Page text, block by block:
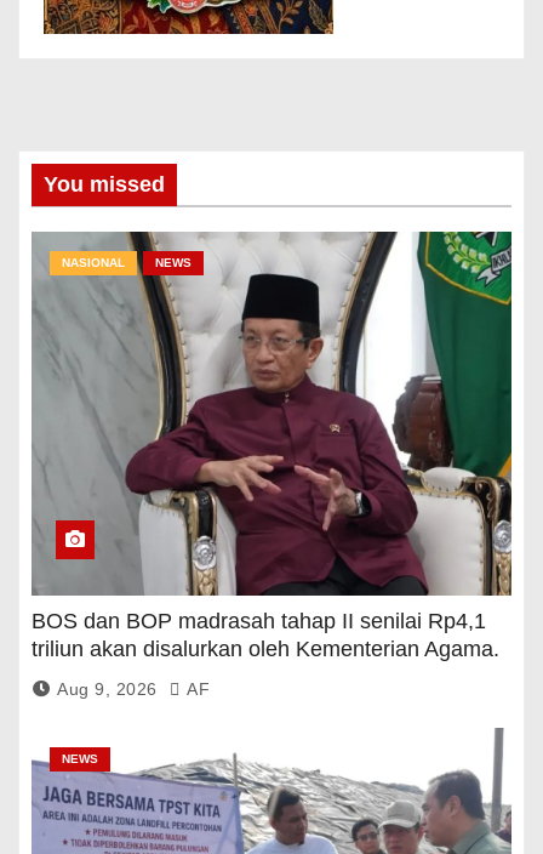
You missed
NASIONAL NEWS
BOS dan BOP madrasah tahap II senilai Rp4,1
triliun akan disalurkan oleh Kementerian Agama.
Aug 9, 2026 AF
NEWS